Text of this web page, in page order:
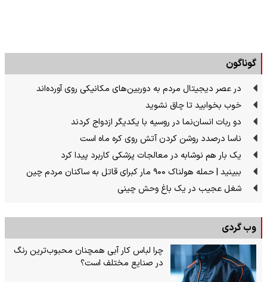
گوناگون
در عصر دیجیتال مردم به دوربین‌های مکانیکی روی آورده‌اند
خوب بخوابید تا چاق نشوید
دو ربات انسان‌نما در روسیه با یکدیگر ازدواج کردند
ناسا درصدد روشن کردن آتش روی کره ماه است
یک بار هم نوشابه در معالجات پزشکی کاربرد پیدا کرد
ببینید | حمله هولناک ۹۰۰ مار کبرای قاتل به ساکنان مردم چین
شغل عجیب در یک باغ وحش چینی
وب گردی
چرا لباس کار آبی همچنان محبوب‌ترین رنگ
در صنایع مختلف است؟